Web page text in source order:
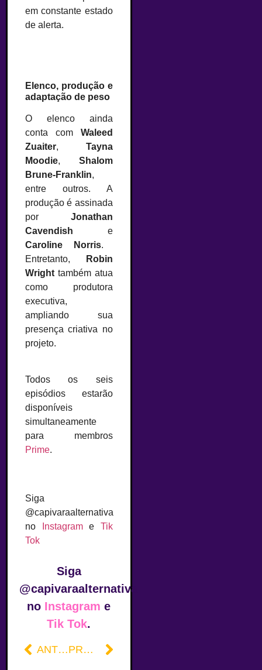
em constante estado
de alerta.
Elenco, produção e
adaptação de peso
O elenco ainda
conta com Waleed
Zuaiter, Tayna
Moodie, Shalom
Brune-Franklin,
entre outros. A
produção é assinada
por Jonathan
Cavendish e
Caroline Norris.
Entretanto,
Robin
Wright também atua
como produtora
executiva,
ampliando sua
presença criativa no
projeto.
Todos os seis
episódios estarão
disponíveis
simultaneamente
para membros
Prime.
Siga
@capivaraalternativa
no
Instagrame Tik
Tok
Siga
@capivaraalternativa
no Instagram e
Tik Tok.
ANTERIOR PRÓXIMO